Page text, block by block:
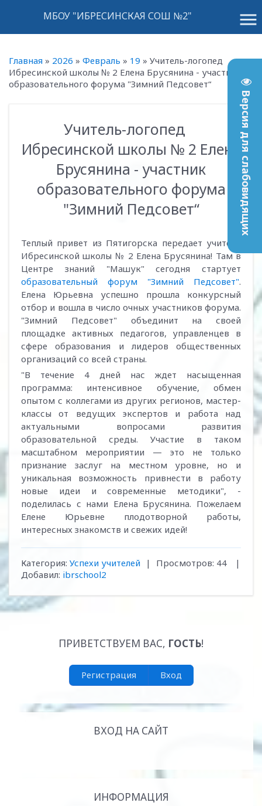
Версия для слабовидящих
menu
МБОУ "ИБРЕСИНСКАЯ СОШ №2"
Главная » 2026 » Февраль » 19 » Учитель-логопед
Ибресинской школы № 2 Елена Брусянина - участник
образовательного форума "Зимний Педсовет“
Учитель-логопед
Ибресинской школы № 2 Елена
Брусянина - участник
образовательного форума
"Зимний Педсовет“
Теплый привет из Пятигорска передает учитель
Ибресинской школы № 2 Елена Брусянина! Там в
Центре знаний "Машук" сегодня стартует
образовательный форум "Зимний Педсовет".
Елена Юрьевна успешно прошла конкурсный
отбор и вошла в число очных участников форума.
"Зимний Педсовет" объединит на своей
площадке активных педагогов, управленцев в
сфере образования и лидеров общественных
организаций со всей страны.
"В течение 4 дней нас ждет насыщенная
программа: интенсивное обучение, обмен
опытом с коллегами из других регионов, мастер-
классы от ведущих экспертов и работа над
актуальными вопросами развития
образовательной среды. Участие в таком
масштабном мероприятии — это не только
признание заслуг на местном уровне, но и
уникальная возможность привнести в работу
новые идеи и современные методики", -
поделилась с нами Елена Брусянина. Пожелаем
Елене Юрьевне плодотворной работы,
интересных знакомств и свежих идей!
Категория: Успехи учителей | Просмотров: 44
|
Добавил: ibrschool2
ПРИВЕТСТВУЕМ ВАС, ГОСТЬ!
Регистрация Вход
ВХОД НА САЙТ
ИНФОРМАЦИЯ